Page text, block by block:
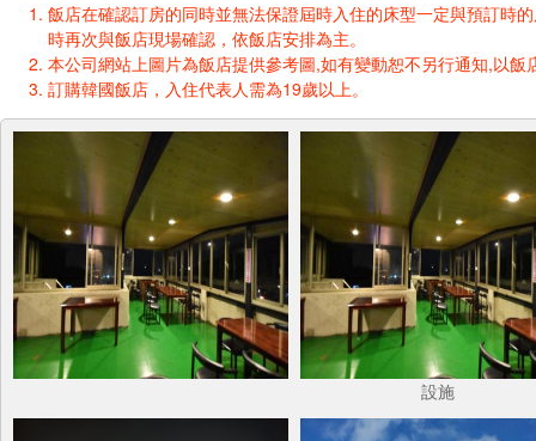
飯店在確認訂房的同時並無法保證屆時入住的床型一定與預訂時
時再次與飯店現場確認，依飯店安排為主。
本公司網站上圖片為飯店提供參考圖,如有變動恕不另行通知,以飯
訂購韓國飯店，入住代表人需為19歲以上。
設施